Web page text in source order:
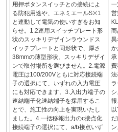
用押ボタンスイッチとの接続によ
る防犯用途や、エネミエールS※1
と連動して電気の使いすぎをお知
らせ。1.2連用スイッチプレート形
状のスッキリデザインラウンドス
イッチプレートと同形状で、厚さ
38mmの薄型形状。スッキリデザイ
ンで取付場所を選びません。2.電源
電圧は100/200Vともに対応接続端
子の選択にて、いずれの入力電圧
にも対応できます。3.入出力端子の
速結端子化速結端子を採用するこ
とで、施工性の向上を実現いたし
ました。4.一括移報出力のc接点化
接続端子の選択にて、a/b接点いず
か
報
だ